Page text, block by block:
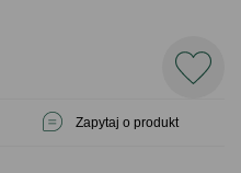
Zapytaj o produkt